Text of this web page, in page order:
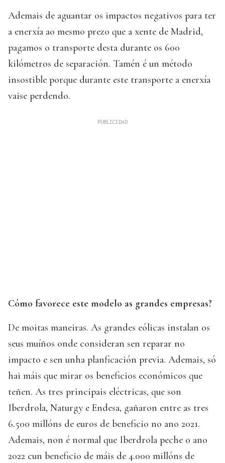
Ademais de aguantar os impactos negativos para ter
a enerxía ao mesmo prezo que a xente de Madrid,
pagamos o transporte desta durante os 600
kilómetros de separación. Tamén é un método
insostible porque durante este transporte a enerxía
vaise perdendo.
Cómo favorece este modelo as grandes empresas?
De moitas maneiras. As grandes eólicas instalan os
seus muíños onde consideran sen reparar no
impacto e sen unha planficación previa. Ademais, só
hai máis que mirar os beneficios económicos que
teñen. As tres principais eléctricas, que son
Iberdrola, Naturgy e Endesa, gañaron entre as tres
6.500 millóns de euros de beneficio no ano 2021.
Ademais, non é normal que Iberdrola peche o ano
2022 cun beneficio de máis de 4.000 millóns de